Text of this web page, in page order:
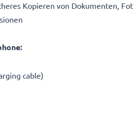
Kopieren von Dokumenten,
cable)